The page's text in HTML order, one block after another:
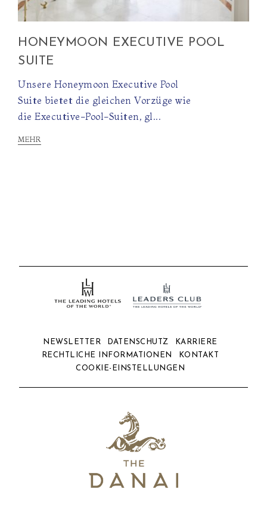
HONEYMOON EXECUTIVE POOL
SUITE
Unsere Honeymoon Executive Pool
Suite bietet die gleichen Vorzüge wie
die Executive-Pool-Suiten, gl...
MEHR
NEWSLETTER DATENSCHUTZ
KARRIERE
RECHTLICHE INFORMATIONEN
KONTAKT
COOKIE-EINSTELLUNGEN